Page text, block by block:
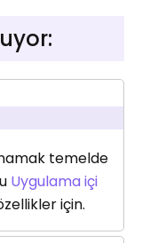
temelde
Uygulama içi
için.